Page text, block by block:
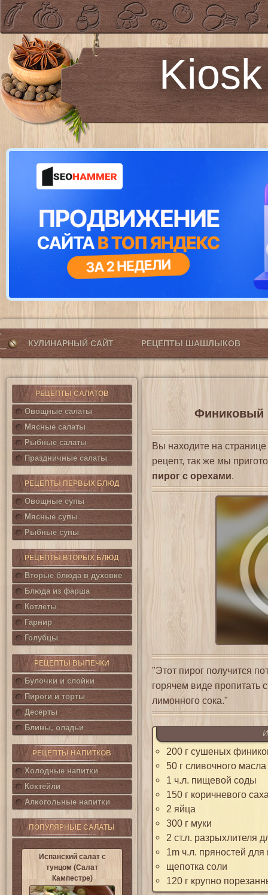
КУЛИНАРНЫЙ САЙТ РЕЦЕПТЫ ШАШЛЫКОВ
РЕЦЕПТЫ САЛАТОВ
Овощные салаты
Мясные салаты
Рыбные салаты
Праздничные салаты
РЕЦЕПТЫ ПЕРВЫХ БЛЮД
Овощные супы
Мясные супы
Рыбные супы
РЕЦЕПТЫ ВТОРЫХ БЛЮД
Вторые блюда в духовке
Блюда из фарша
Котлеты
Гарнир
Голубцы
РЕЦЕПТЫ ВЫПЕЧКИ
Булочки и слойки
Пироги и торты
Десерты
Блины, оладьи
РЕЦЕПТЫ НАПИТКОВ
Холодные напитки
Коктейли
Алкогольные напитки
ПОПУЛЯРНЫЕ САЛАТЫ
Испанский салат с
тунцом (Салат
Кампестре)
Финиковый
Вы находите на странице
рецепт, так же мы
пирог с орехами.
"Этот пирог получится
горячем виде пропитать
лимонного сока."
200 г сушеных
50 г сливочного
1 ч.л. пищевой соды
150 г коричневого
2 яйца
300 г муки
2 ст.л. разрыхлителя
1m ч.л. пряностей для
щепотка соли
120 г крупно